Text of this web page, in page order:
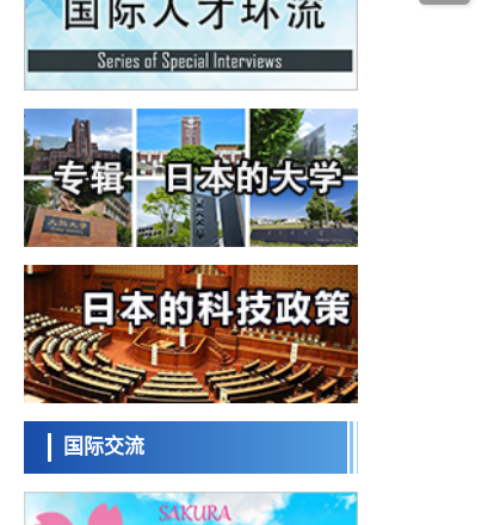
为提升轮胎安全性与耐久性的材料设计开辟
道路
科学研究
近畿大学等发现植物染料“日本茜”的红色成分
可抑制老化与炎症，有望成为新型功能性材
料
科学研究
法，利用超小型GAD67启动子抑制发作
科学研究
九州大学揭示夜间眼压升高机制：两种激素
波动叠加所致
科学研究
东京都产技研采用新手法开发出可稳定工作
至300℃的介电材料，已验证电容器可在汽车
发动机等高温环境下工作
经济・社会
日本生成式AI使用者占比一年内翻倍，但与
中美德仍有较大差距
政策
日本修订首都直下型地震紧急对策：目标为
死亡人数至少减半，重点强化火灾防控
科学研究
福井大学发现细胞记忆过往并抑制反应的机
制，阐明即便DNA相同反应迥异之谜
科学研究
安全性，在转移性尿路上皮癌患者中开展临
国际交流